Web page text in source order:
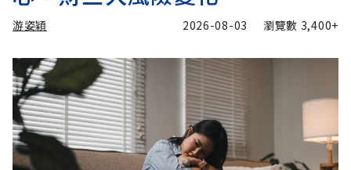
游姿穎 2026-08-03 瀏覽數 3,400+